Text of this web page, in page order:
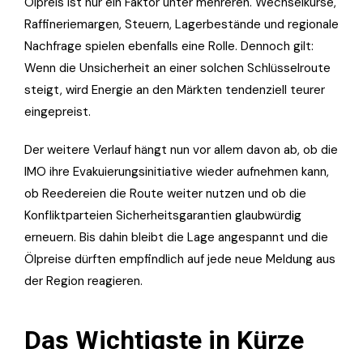
Raffineriemargen, Steuern, Lagerbestände und regionale
Nachfrage spielen ebenfalls eine Rolle. Dennoch gilt:
Wenn die Unsicherheit an einer solchen Schlüsselroute
steigt, wird Energie an den Märkten tendenziell teurer
eingepreist.
Der weitere Verlauf hängt nun vor allem davon ab, ob die
IMO ihre Evakuierungsinitiative wieder aufnehmen kann,
ob Reedereien die Route weiter nutzen und ob die
Konfliktparteien Sicherheitsgarantien glaubwürdig
erneuern. Bis dahin bleibt die Lage angespannt und die
Ölpreise dürften empfindlich auf jede neue Meldung aus
der Region reagieren.
Das Wichtigste in Kürze